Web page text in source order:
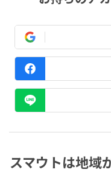
スマウトは地域